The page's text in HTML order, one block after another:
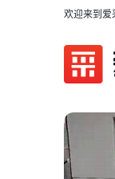
欢迎来到爱